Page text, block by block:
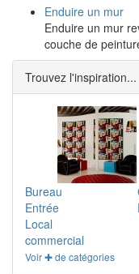
Enduire un mur
Enduire un mur
couche de
Trouvez l'inspiration...
Bureau
Entrée
Local
commercial
Voir ✚ de catégories